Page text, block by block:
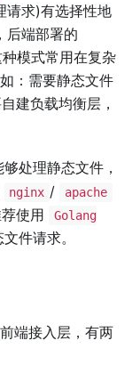
请求)有选择性地
后端部署的
模式常用在复杂
：需要静态文件
建负载均衡层，
处理静态文件，
nginx / apache
使用
Golang
件请求。
端接入层，有两